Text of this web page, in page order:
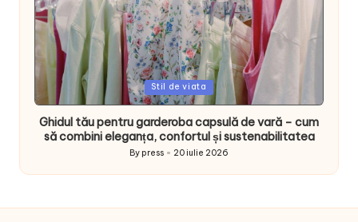
Posted
in
Stil de viata
Ghidul tău pentru garderoba capsulă de vară – cum
să combini eleganța, confortul și sustenabilitatea
Posted
by
By press 20 iulie 2026